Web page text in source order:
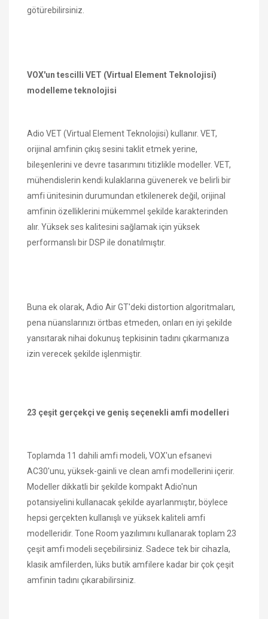
götürebilirsiniz.
VOX'un tescilli VET (Virtual Element Teknolojisi)
modelleme teknolojisi
Adio VET (Virtual Element Teknolojisi) kullanır. VET,
orijinal amfinin çıkış sesini taklit etmek yerine,
bileşenlerini ve devre tasarımını titizlikle modeller. VET,
mühendislerin kendi kulaklarına güvenerek ve belirli bir
amfi ünitesinin durumundan etkilenerek değil, orijinal
amfinin özelliklerini mükemmel şekilde karakterinden
alır. Yüksek ses kalitesini sağlamak için yüksek
performanslı bir DSP ile donatılmıştır.
Buna ek olarak, Adio Air GT'deki distortion algoritmaları,
pena nüanslarınızı örtbas etmeden, onları en iyi şekilde
yansıtarak nihai dokunuş tepkisinin tadını çıkarmanıza
izin verecek şekilde işlenmiştir.
23 çeşit gerçekçi ve geniş seçenekli amfi modelleri
Toplamda 11 dahili amfi modeli, VOX'un efsanevi
AC30'unu, yüksek-gainli ve clean amfi modellerini içerir.
Modeller dikkatli bir şekilde kompakt Adio'nun
potansiyelini kullanacak şekilde ayarlanmıştır, böylece
hepsi gerçekten kullanışlı ve yüksek kaliteli amfi
modelleridir. Tone Room yazılımını kullanarak toplam 23
çeşit amfi modeli seçebilirsiniz. Sadece tek bir cihazla,
klasik amfilerden, lüks butik amfilere kadar bir çok çeşit
amfinin tadını çıkarabilirsiniz.